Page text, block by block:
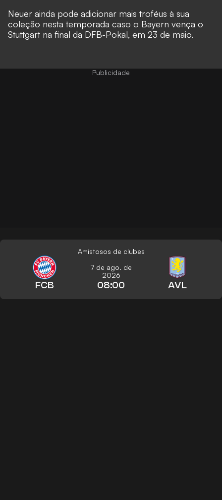
Neuer ainda pode adicionar mais troféus à sua
coleção nesta temporada caso o Bayern vença o
Stuttgart na final da DFB-Pokal, em 23 de maio.
Amistosos de clubes
FCB
7 de ago. de
2026
08:00 AVL